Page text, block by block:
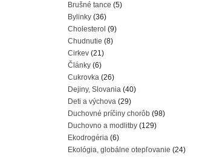
Brušné tance (5)
Bylinky (36)
Cholesterol (9)
Chudnutie (8)
Cirkev (21)
Články (6)
Cukrovka (26)
Dejiny, Slovania (40)
Deti a výchova (29)
Duchovné príčiny chorôb (98)
Duchovno a modlitby (129)
Ekodrogéria (6)
Ekológia, globálne otepľovanie (24)